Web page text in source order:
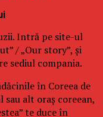
Intră pe site-ul
/ „Our story”, și
sediul compania.
în Coreea de
alt oraș coreean,
te duce în